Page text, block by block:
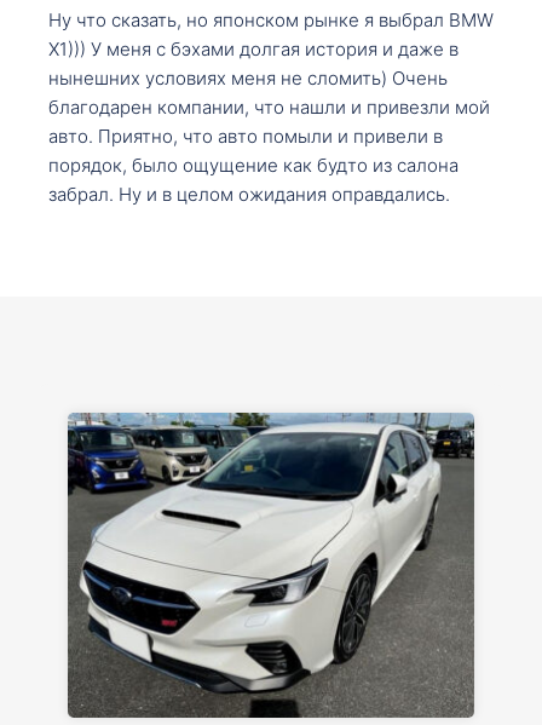
Ну что сказать, но японском рынке я выбрал BMW
X1))) У меня с бэхами долгая история и даже в
нынешних условиях меня не сломить) Очень
благодарен компании, что нашли и привезли мой
авто. Приятно, что авто помыли и привели в
порядок, было ощущение как будто из салона
забрал. Ну и в целом ожидания оправдались.